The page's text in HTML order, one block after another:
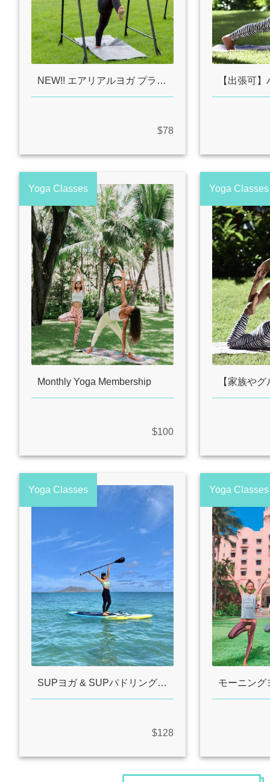
NEW!! エアリアルヨガ プライベートレッスン
$78
Yoga Classes
Monthly Yoga Membership
$100
Yoga Classes
Yoga Classes
SUPヨガ & SUPパドリング！ ウミガメに会いに行こう！
$128
Yoga Classes